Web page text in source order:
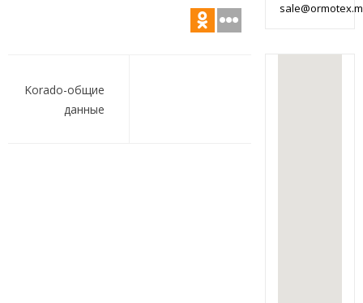
по
записям
Korado-общие
данные